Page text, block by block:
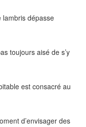
lambris dépasse
toujours aisé de s’y
est consacré au
d’envisager des